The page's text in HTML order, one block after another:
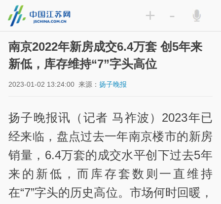
+ -
南京2022年新房成交6.4万套 创5年来
新低，库存维持“7”字头高位
2023-01-02 13:24:00 来源：扬子晚报
扬子晚报讯（记者 马祚波）2023年已
经来临，盘点过去一年南京楼市的新房
销量，6.4万套的成交水平创下过去5年
来的新低，而库存套数则一直维持
在“7”字头的历史高位。市场何时回暖，